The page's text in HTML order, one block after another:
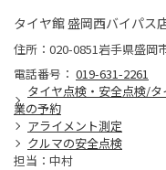
タイヤ館 盛岡西バイパス
住所：020-0851岩手県盛岡
電話番号： 019-631-2261
タイヤ点検・安全点検/
業の予約
アライメント測定
クルマの安全点検
担当：中村